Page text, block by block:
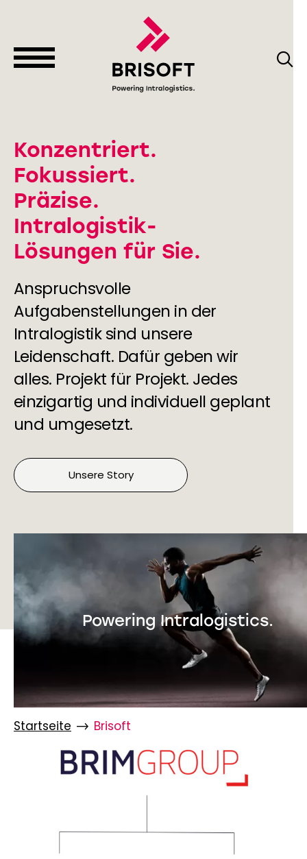
Powering Intralogistics.
Konzentriert.
Fokussiert.
Präzise.
Intralogistik-
Lösungen für Sie.
Anspruchsvolle
Aufgabenstellungen in der
Intralogistik sind unsere
Leidenschaft. Dafür geben wir
alles. Projekt für Projekt. Jedes
einzigartig und individuell geplant
und umgesetzt.
Unsere Story
Startseite Brisoft